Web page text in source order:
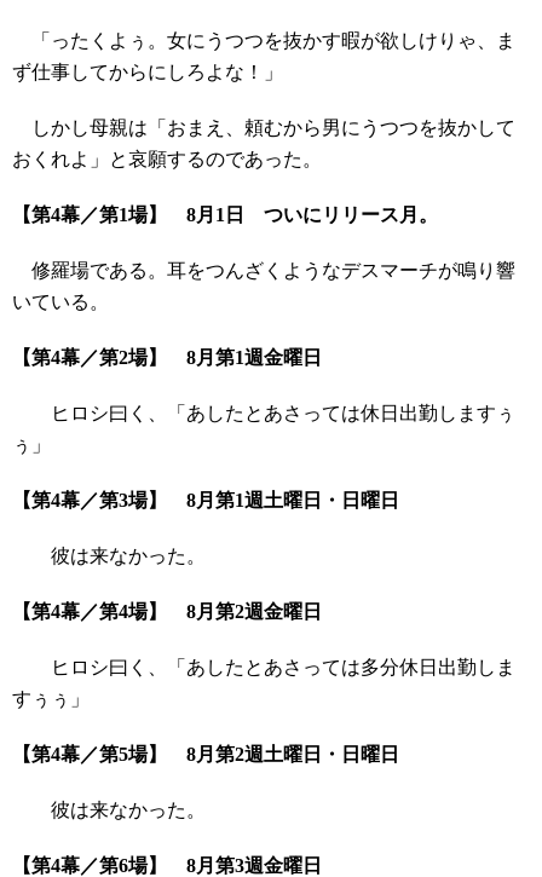
「ったくよぅ。女にうつつを抜かす暇が欲しけりゃ、ま
ず仕事してからにしろよな！」
しかし母親は「おまえ、頼むから男にうつつを抜かして
おくれよ」と哀願するのであった。
【第4幕／第1場】 8月1日 ついにリリース月。
修羅場である。耳をつんざくようなデスマーチが鳴り響
いている。
【第4幕／第2場】 8月第1週金曜日
ヒロシ曰く、「あしたとあさっては休日出勤しますぅ
ぅ」
【第4幕／第3場】 8月第1週土曜日・日曜日
彼は来なかった。
【第4幕／第4場】 8月第2週金曜日
ヒロシ曰く、「あしたとあさっては多分休日出勤しま
すぅぅ」
【第4幕／第5場】 8月第2週土曜日・日曜日
彼は来なかった。
【第4幕／第6場】 8月第3週金曜日